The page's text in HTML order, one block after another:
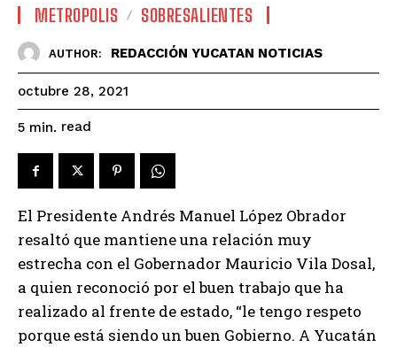
METROPOLIS SOBRESALIENTES
AUTHOR: REDACCIÓN YUCATAN NOTICIAS
octubre 28, 2021
5 min. read
El Presidente Andrés Manuel López Obrador
resaltó que mantiene una relación muy
estrecha con el Gobernador Mauricio Vila Dosal,
a quien reconoció por el buen trabajo que ha
realizado al frente de estado, “le tengo respeto
porque está siendo un buen Gobierno. A Yucatán